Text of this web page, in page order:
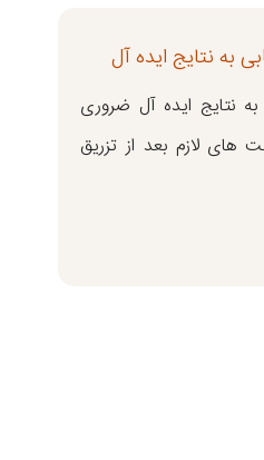
به نتایج ایده آل
نتایج ایده آل ضروری
های لازم بعد از تزریق